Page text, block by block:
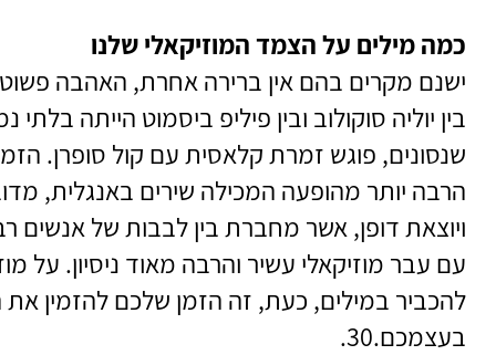
כמה מילים על הצמד המוזיקאלי שלנו
ישנם מקרים בהם אין ברירה אחרת, האהבה
בין יוליה סוקולוב ובין פיליפ ביסמוט הייתה
שנסונים, פוגש זמרת קלאסית עם קול סופרן.
הרבה יותר מהופעה המכילה שירים באנגלית,
ויוצאת דופן, אשר מחברת בין לבבות של אנשים
עם עבר מוזיקאלי עשיר והרבה מאוד ניסיון. על
להכביר במילים, כעת, זה הזמן שלכם להזמין את
בעצמכם.30.